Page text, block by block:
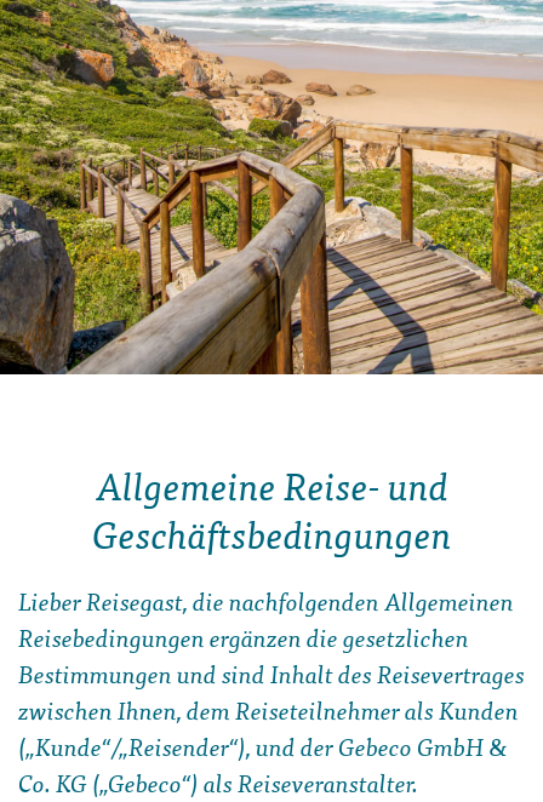
Allgemeine Reise- und
Geschäftsbedingungen
Lieber Reisegast, die nachfolgenden Allgemeinen
Reisebedingungen ergänzen die gesetzlichen
Bestimmungen und sind Inhalt des Reisevertrages
zwischen Ihnen, dem Reiseteilnehmer als Kunden
(„Kunde“/„Reisender“), und der Gebeco GmbH &
Co. KG („Gebeco“) als Reiseveranstalter.